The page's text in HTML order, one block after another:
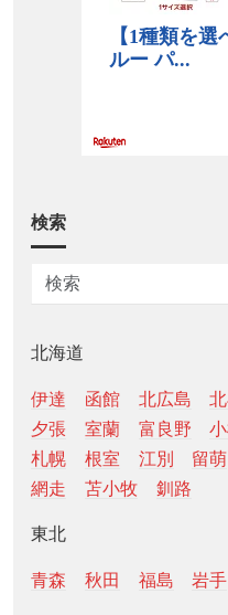
検索
北海道
伊達 函館 北広島
夕張
室蘭 富良野
札幌
根室 江別 留萌
網走
苫小牧 釧路
東北
青森 秋田 福島 岩手